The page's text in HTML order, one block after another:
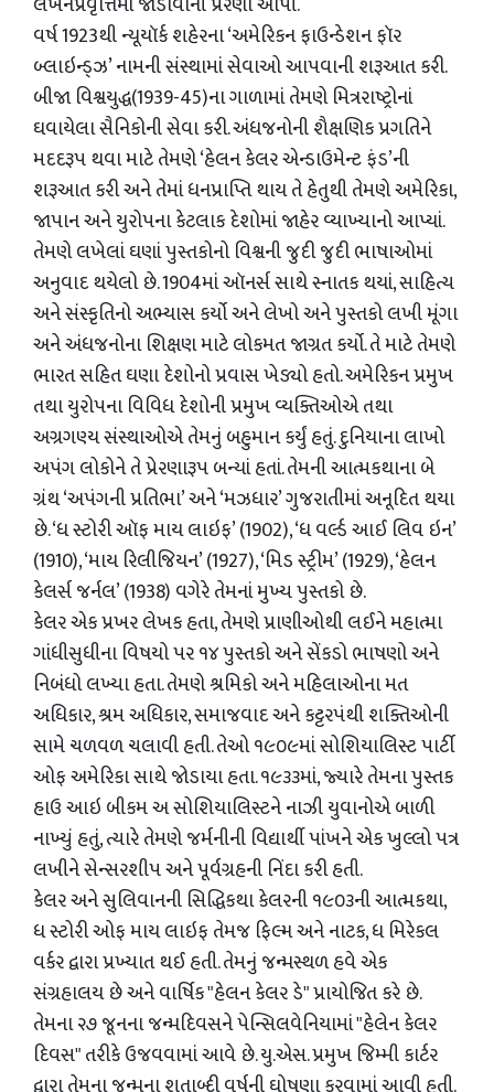
વર્ષ 1923થી ન્યૂયૉર્ક શહેરના ‘અમેરિકન ફાઉન્ડેશન ફૉર
બ્લાઇન્ડ્ઝ’ નામની સંસ્થામાં સેવાઓ આપવાની શરૂઆત કરી.
બીજા વિશ્વયુદ્ધ(1939-45)ના ગાળામાં તેમણે મિત્રરાષ્ટ્રોનાં
ઘવાયેલા સૈનિકોની સેવા કરી. અંધજનોની શૈક્ષણિક પ્રગતિને
મદદરૂપ થવા માટે તેમણે ‘હેલન કેલર એન્ડાઉમેન્ટ ફંડ’ની
શરૂઆત કરી અને તેમાં ધનપ્રાપ્તિ થાય તે હેતુથી તેમણે અમેરિકા,
જાપાન અને યુરોપના કેટલાક દેશોમાં જાહેર વ્યાખ્યાનો આપ્યાં.
તેમણે લખેલાં ઘણાં પુસ્તકોનો વિશ્વની જુદી જુદી ભાષાઓમાં
અનુવાદ થયેલો છે. 1904માં ઑનર્સ સાથે સ્નાતક થયાં, સાહિત્ય
અને સંસ્કૃતિનો અભ્યાસ કર્યો અને લેખો અને પુસ્તકો લખી મૂંગા
અને અંધજનોના શિક્ષણ માટે લોકમત જાગ્રત કર્યો. તે માટે તેમણે
ભારત સહિત ઘણા દેશોનો પ્રવાસ ખેડ્યો હતો. અમેરિકન પ્રમુખ
તથા યુરોપના વિવિધ દેશોની પ્રમુખ વ્યક્તિઓએ તથા
અગ્રગણ્ય સંસ્થાઓએ તેમનું બહુમાન કર્યું હતું. દુનિયાના લાખો
અપંગ લોકોને તે પ્રેરણારૂપ બન્યાં હતાં. તેમની આત્મકથાના બે
ગ્રંથ ‘અપંગની પ્રતિભા’ અને ‘મઝધાર’ ગુજરાતીમાં અનૂદિત થયા
છે. ‘ધ સ્ટોરી ઑફ માય લાઇફ’ (1902), ‘ધ વર્લ્ડ આઈ લિવ ઇન’
(1910), ‘માય રિલીજિયન’ (1927), ‘મિડ સ્ટ્રીમ’ (1929), ‘હેલન
કેલર્સ જર્નલ’ (1938) વગેરે તેમનાં મુખ્ય પુસ્તકો છે.
કેલર એક પ્રખર લેખક હતા, તેમણે પ્રાણીઓથી લઈને મહાત્મા
ગાંધીસુધીના વિષયો પર ૧૪ પુસ્તકો અને સેંકડો ભાષણો અને
નિબંધો લખ્યા હતા. તેમણે શ્રમિકો અને મહિલાઓના મત
અધિકાર, શ્રમ અધિકાર, સમાજવાદ અને કટ્ટરપંથી શક્તિઓની
સામે ચળવળ ચલાવી હતી. તેઓ ૧૯૦૯માં સોશિયાલિસ્ટ પાર્ટી
ઓફ અમેરિકા સાથે જોડાયા હતા. ૧૯૩૩માં, જ્યારે તેમના પુસ્તક
હાઉ આઇ બીકમ અ સોશિયાલિસ્ટને નાઝી યુવાનોએ બાળી
નાખ્યું હતું, ત્યારે તેમણે જર્મનીની વિદ્યાર્થી પાંખને એક ખુલ્લો પત્ર
લખીને સેન્સરશીપ અને પૂર્વગ્રહની નિંદા કરી હતી.
કેલર અને સુલિવાનની સિદ્ધિકથા કેલરની ૧૯૦૩ની આત્મકથા,
ધ સ્ટોરી ઓફ માય લાઇફ તેમજ ફિલ્મ અને નાટક, ધ મિરેકલ
વર્કર દ્વારા પ્રખ્યાત થઈ હતી. તેમનું જન્મસ્થળ હવે એક
સંગ્રહાલય છે અને વાર્ષિક "હેલન કેલર ડે" પ્રાયોજિત કરે છે.
તેમના ૨૭ જૂનના જન્મદિવસને પેન્સિલવેનિયામાં "હેલેન કેલર
દિવસ" તરીકે ઉજવવામાં આવે છે. યુ.એસ. પ્રમુખ જિમ્મી કાર્ટર